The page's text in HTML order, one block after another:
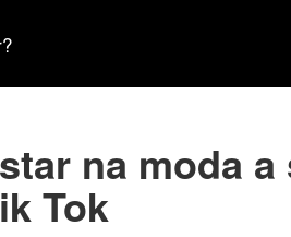
na moda
Tok